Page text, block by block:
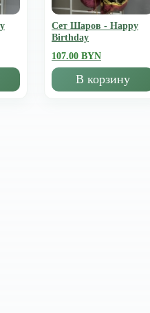
Сет Шаров - Happy
Birthday
107.00 BYN
В корзину